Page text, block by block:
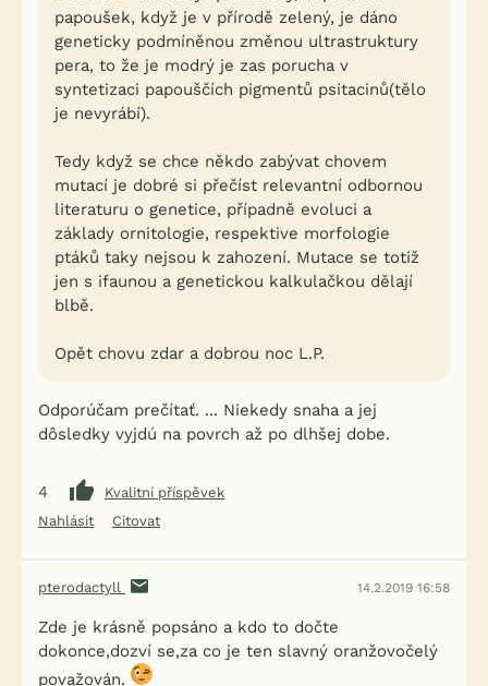
papoušek, když je v přírodě zelený, je dáno
geneticky podmíněnou změnou ultrastruktury
pera, to že je modrý je zas porucha v
syntetizaci papouščích pigmentů psitacinů(tělo
je nevyrábí).
Tedy když se chce někdo zabývat chovem
mutací je dobré si přečíst relevantní odbornou
literaturu o genetice, případně evoluci a
základy ornitologie, respektive morfologie
ptáků taky nejsou k zahození. Mutace se totiž
jen s ifaunou a genetickou kalkulačkou dělají
blbě.
Opět chovu zdar a dobrou noc L.P.
Odporúčam prečítať. ... Niekedy snaha a jej
dôsledky vyjdú na povrch až po dlhšej dobe.
4
Kvalitní příspěvek
Nahlásit
Citovat
pterodactyll 14.2.2019 16:58
Zde je krásně popsáno a kdo to dočte
dokonce,dozví se,za co je ten slavný oranžovočelý
považován.